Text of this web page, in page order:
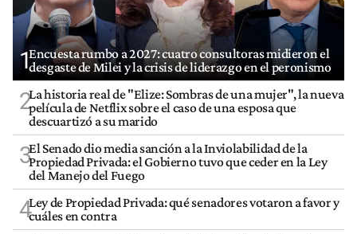
1Encuesta rumbo a 2027: cuatro consultoras midieron el
desgaste de Milei y la crisis de liderazgo en el peronismo
2La historia real de "Elize: Sombras de una mujer", la nueva
película de Netflix sobre el caso de una esposa que
descuartizó a su marido
3El Senado dio media sanción a la Inviolabilidad de la
Propiedad Privada: el Gobierno tuvo que ceder en la Ley
del Manejo del Fuego
4Ley de Propiedad Privada: qué senadores votaron a favor y
cuáles en contra